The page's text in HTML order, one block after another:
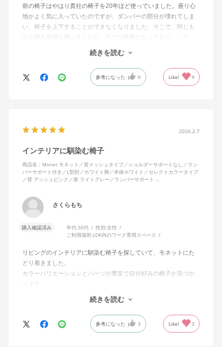
前の椅子はやはり貴社の椅子を20年ほど使っていました。座り心
地かよく気に入っていたのですが、ダンパーの部分が壊れてしま
い、椅子を上下することができなくなりました。そこで、同じも
のを購入使用と思いましたが、すでに廃番になっており、この
MonEtを購入しました。やや固めの椅子ですが、使っているうち
になじんでくるのではと思っています。フローリング床で使って
いますが、ややキャスターがよく動きすぎるのが難点でしょう
か。
続きを読む
参考になった 0 Like! 0
2026.2.7
インテリアに馴染む椅子
商品名：Monet モネット／背メッシュタイプ／ショルダーサポートなし／ラン
バーサポート付き／L型肘／ホワイト脚／本体ホワイト／セレクトカラータイプ
／背 アッシュピンク／座 ライトグレー／ランバーサポート …
さくらもち
購入確認済み 年代:30代 性別:女性
ご利用場所:LDK内のワーク専用スペース
リビングのインテリアに馴染む椅子を探していて、モネットにた
どり着きました。
カラーバリエーションとパーツが豊富で自分好みの椅子が見つか
オフィスチェアにしては比較的コンパクトで家に置くのに最適で
した、座り心地も良く大変気に入っています。
今回どうしても欲しい色の組み合わせがあったので固定肘の物を
購入しましたが、欲を言えば稼働肘バージョンもバイカラーなど
続きを読む
参考になった 3 Like! 2